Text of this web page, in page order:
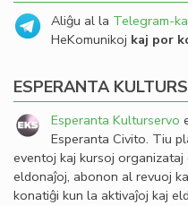
Aliĝu al la Telegram-
HeKomunikoj kaj por
ESPERANTA
Esperanta Kulturservo
Esperanta Civito. Tiu
eventoj kaj kursoj
eldonaĵoj, abonon al revuoj
konatiĝi kun la aktivaĵoj kaj